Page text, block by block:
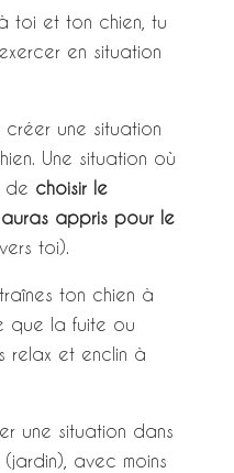
toi et ton chien, tu
en situation
une situation
Une situation où
de choisir le
appris pour le
toi).
ton chien à
que la fuite ou
relax et enclin à
une situation dans
avec moins